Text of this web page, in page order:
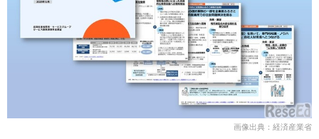
画像出典：経済産業省